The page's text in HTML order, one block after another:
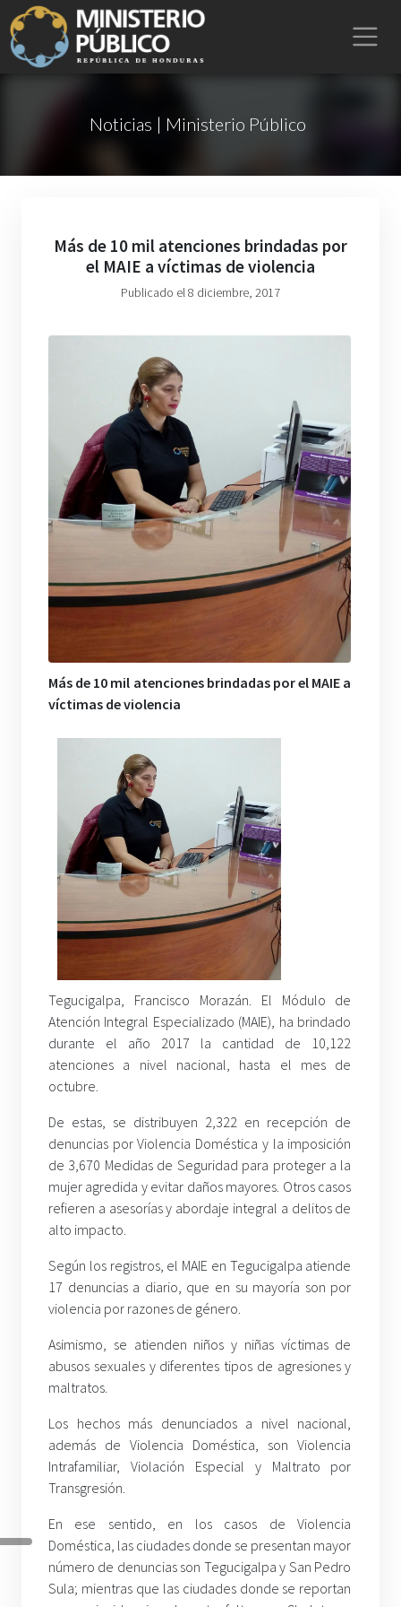
Noticias | Ministerio Público
Más de 10 mil atenciones brindadas por
el MAIE a víctimas de violencia
Publicado el 8 diciembre, 2017
Más de 10 mil atenciones brindadas por el MAIE a
víctimas de violencia
Tegucigalpa, Francisco Morazán. El Módulo de
Atención Integral Especializado (MAIE), ha brindado
durante el año 2017 la cantidad de 10,122
atenciones a nivel nacional, hasta el mes de
octubre.
De estas, se distribuyen 2,322 en recepción de
denuncias por Violencia Doméstica y la imposición
de 3,670 Medidas de Seguridad para proteger a la
mujer agredida y evitar daños mayores. Otros casos
refieren a asesorías y abordaje integral a delitos de
alto impacto.
Según los registros, el MAIE en Tegucigalpa atiende
17 denuncias a diario, que en su mayoría son por
violencia por razones de género.
Asimismo, se atienden niños y niñas víctimas de
abusos sexuales y diferentes tipos de agresiones y
maltratos.
Los hechos más denunciados a nivel nacional,
además de Violencia Doméstica, son Violencia
Intrafamiliar, Violación Especial y Maltrato por
Transgresión.
En ese sentido, en los casos de Violencia
Doméstica, las ciudades donde se presentan mayor
número de denuncias son Tegucigalpa y San Pedro
Sula; mientras que las ciudades donde se reportan